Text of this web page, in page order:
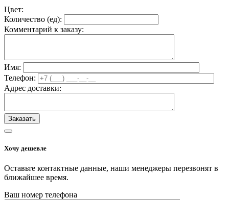
Цвет:
Количество (ед):
Комментарий к заказу:
Имя:
Телефон:
Адрес доставки:
Хочу дешевле
Оставьте контактные данные, наши менеджеры перезвонят в
ближайшее время.
Ваш номер телефона